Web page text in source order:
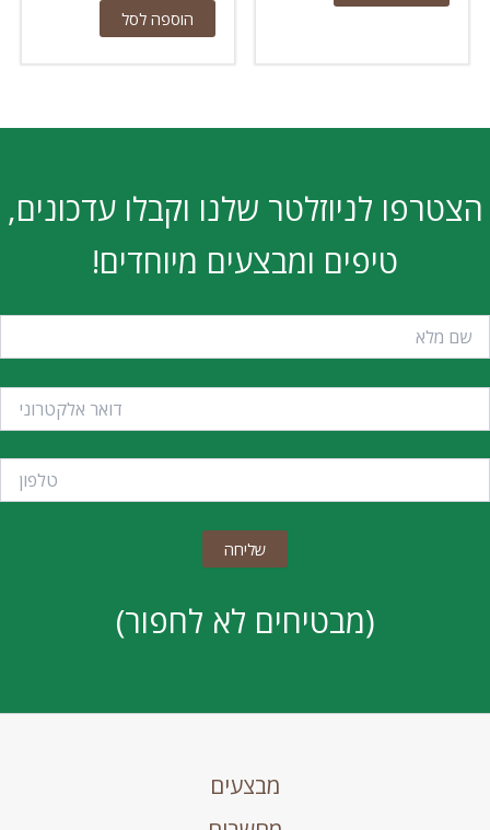
הוספה לסל
הצטרפו לניוזלטר שלנו וקבלו עדכונים,
טיפים ומבצעים מיוחדים!
(מבטיחים לא לחפור)
מבצעים